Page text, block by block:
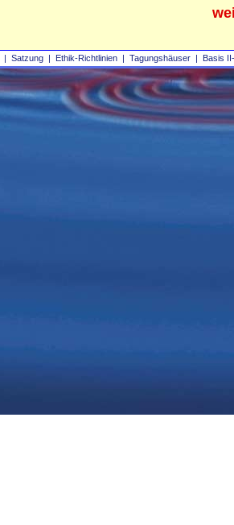
| Satzung | Ethik-Richtlinien | Tagungshäuser | Basis